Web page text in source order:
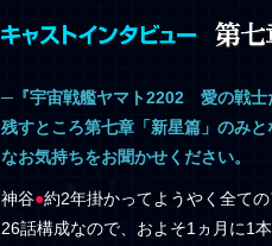
─『宇宙戦艦ヤマト2202 愛の戦士
残すところ第七章「新星篇」のみ
なお気持ちをお聞かせください。
神谷●約2年掛かってようやく全て
26話構成なので、およそ1ヵ月に1